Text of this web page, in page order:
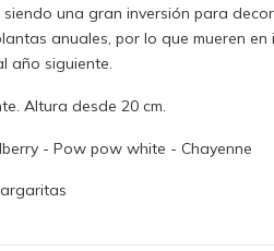
una gran inversión para
anuales, por lo que mueren
año siguiente.
Altura desde 20 cm.
- Pow pow white - Chayenne